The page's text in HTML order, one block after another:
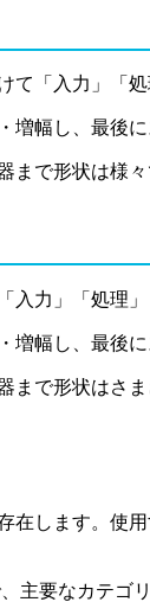
「入力」「
幅し、最後
で形状は
力」「処理」
幅し、最後
で形状は
します。使
主要なカテ